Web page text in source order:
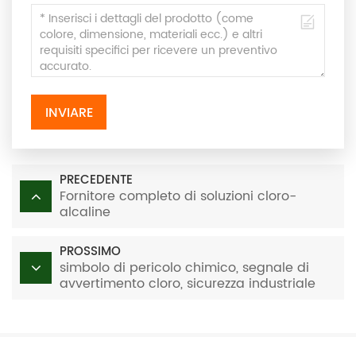
INVIARE
PRECEDENTE
Fornitore completo di soluzioni cloro-
alcaline
PROSSIMO
simbolo di pericolo chimico, segnale di
avvertimento cloro, sicurezza industriale